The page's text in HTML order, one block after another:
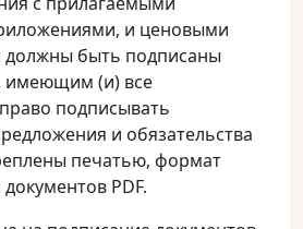
и ценовыми
быть подписаны
имеющим (и) все
подписывать
и обязательства
печатью, формат
PDF.